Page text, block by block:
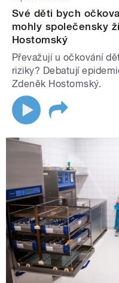
Své děti bych
mohly společensky
Hostomský
Převažují u očkování
riziky? Debatují
Zdeněk Hostomský.